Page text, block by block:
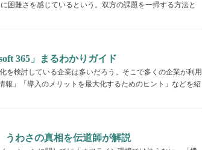
困難さを感じているという。双方の課題を一掃する方法と
365」まるわかりガイド
を検討している企業は多いだろう。そこで多くの企業が利用
報」「導入のメリットを最大化するためのヒント」などを紹
わさの真相を伝道師が解説